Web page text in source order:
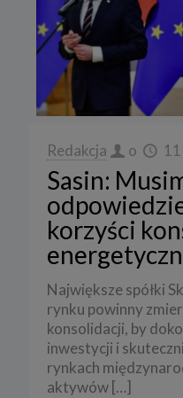
Redakcja o
Sasin:
korzyści
Największe spółki
rynku powinny
konsolidacji, by
inwestycji i
rynkach
aktywów […]